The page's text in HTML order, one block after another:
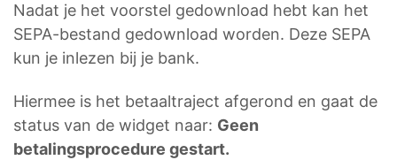
Nadat je het voorstel gedownload hebt kan het
SEPA-bestand gedownload worden. Deze SEPA
kun je inlezen bij je bank.
Hiermee is het betaaltraject afgerond en gaat de
status van de widget naar: Geen
betalingsprocedure gestart.